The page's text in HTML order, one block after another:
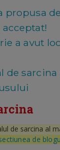
propusa
a avut
de
de sarcina al
de